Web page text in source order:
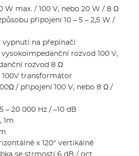
W max. / 100 V, nebo 20 W / 8 Ω
připojení 10 – 5 – 2,5 W /
na přepínači
rozvod 100 V,
rozvod 8 Ω
transformátor
/ připojení 100 V, nebo 8 Ω /
– 20 000 Hz / –10 dB
1m
x 120° vertikálně